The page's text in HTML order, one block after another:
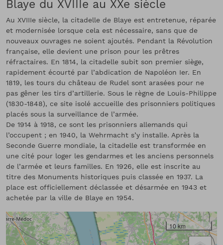
Blaye du XVIIIe au XXe siècle
Au XVIIIe siècle, la citadelle de Blaye est entretenue, réparée
et modernisée lorsque cela est nécessaire, sans que de
nouveaux ouvrages ne soient ajoutés. Pendant la Révolution
française, elle devient une prison pour les prêtres
réfractaires. En 1814, la citadelle subit son premier siège,
rapidement écourté par l’abdication de Napoléon Ier. En
1819, les tours du château de Rudel sont arasées pour ne
pas gêner les tirs d’artillerie. Sous le règne de Louis-Philippe
(1830-1848), ce site isolé accueille des prisonniers politiques
placés sous la surveillance de l’armée.
De 1914 à 1918, ce sont les prisonniers allemands qui
l’occupent ; en 1940, la Wehrmacht s’y installe. Après la
Seconde Guerre mondiale, la citadelle est transformée en
une cité pour loger les gendarmes et les anciens personnels
de l’armée et leurs familles. En 1926, elle est inscrite au
titre des Monuments historiques puis classée en 1937. La
place est officiellement déclassée et désarmée en 1943 et
achetée par la ville de Blaye en 1954.
10 km